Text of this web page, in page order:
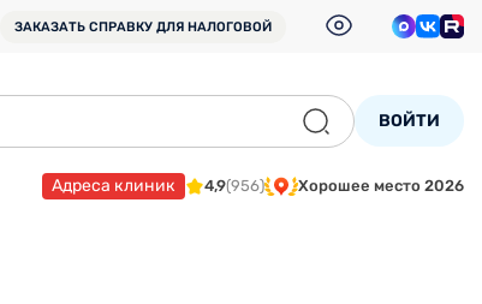
ЗАКАЗАТЬ СПРАВКУ ДЛЯ НАЛОГОВОЙ
ВОЙТИ
Адреса клиник 4,9(956) Хорошее место 2026